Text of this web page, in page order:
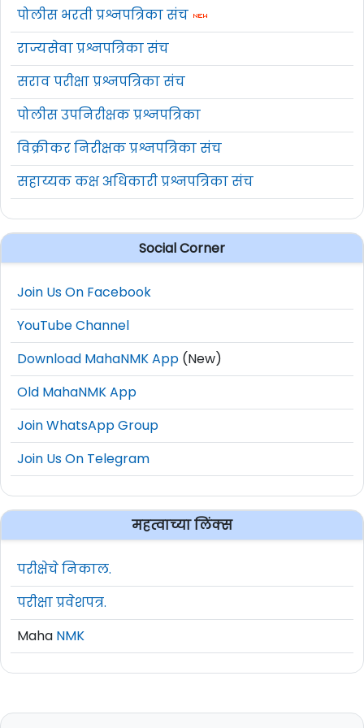
अर्ज पाठविण्याचा पत्ता :जिल्हा कार्यक्रम व्यवस्थापक
कक्ष, राष्ट्रीय आरोग्य अभियान कार्यालय, आरोग्य
विभाग, जिल्हा परिषद, भंडारा.
जाहिरात (Notification) :येथे क्लिक करा
Official Site :www.bhandara.gov.in
How to Apply For NHM
Bhandara Recruitment 2022 :
पत्त्यावर) पोस्टाने किंवा समक्ष सादर करावेत.
पत्राद्वारे अर्ज पोहचण्याची अंतिम दिनांक
ऑक्टोबर २०२२आहे.
अर्जामध्ये माहिती अपूर्ण असल्यास अर्ज अपात्र
राहील.
अर्जासोबत आवश्यक कागदपत्रे जोडावी.
सविस्तर माहितीसाठी कृपया जाहिरात वाचावी.
अधिक माहितीwww.bhandara.gov.inया
वेबसाईट वर दिलेली आहे.
पोलीस भरती प्रश्नपत्रिका संच
राज्यसेवा प्रश्नपत्रिका संच
सराव परीक्षा प्रश्नपत्रिका संच
पोलीस उपनिरीक्षक प्रश्नपत्रिका
विक्रीकर निरीक्षक प्रश्नपत्रिका संच
सहाय्यक कक्ष अधिकारी प्रश्नपत्रिका संच
Social Corner
Join Us On Facebook
YouTube Channel
Download MahaNMK App (New)
Old MahaNMK App
Join WhatsApp Group
Join Us On Telegram
महत्वाच्या लिंक्स
परीक्षेचे निकाल.
परीक्षा प्रवेशपत्र.
Maha NMK